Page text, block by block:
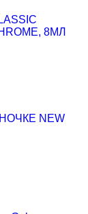
8МЛ
NEW